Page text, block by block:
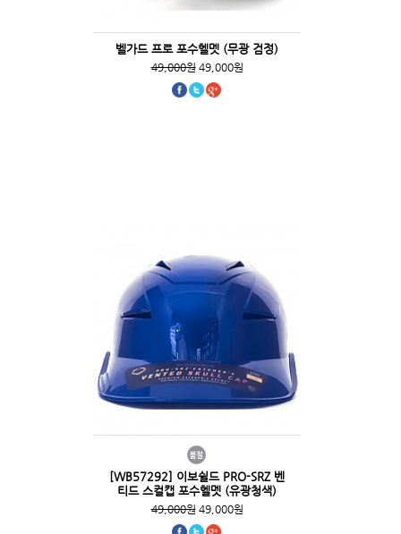
벨가드 프로 포수헬멧 (무광 검정)
49,000원49,000원
[WB57292] 이보쉴드 PRO-SRZ 벤
티드 스컬캡 포수헬멧 (유광청색)
49,000원49,000원